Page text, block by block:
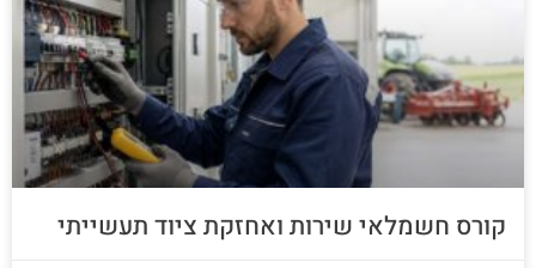
קורס חשמלאי שירות ואחזקת ציוד תעשייתי